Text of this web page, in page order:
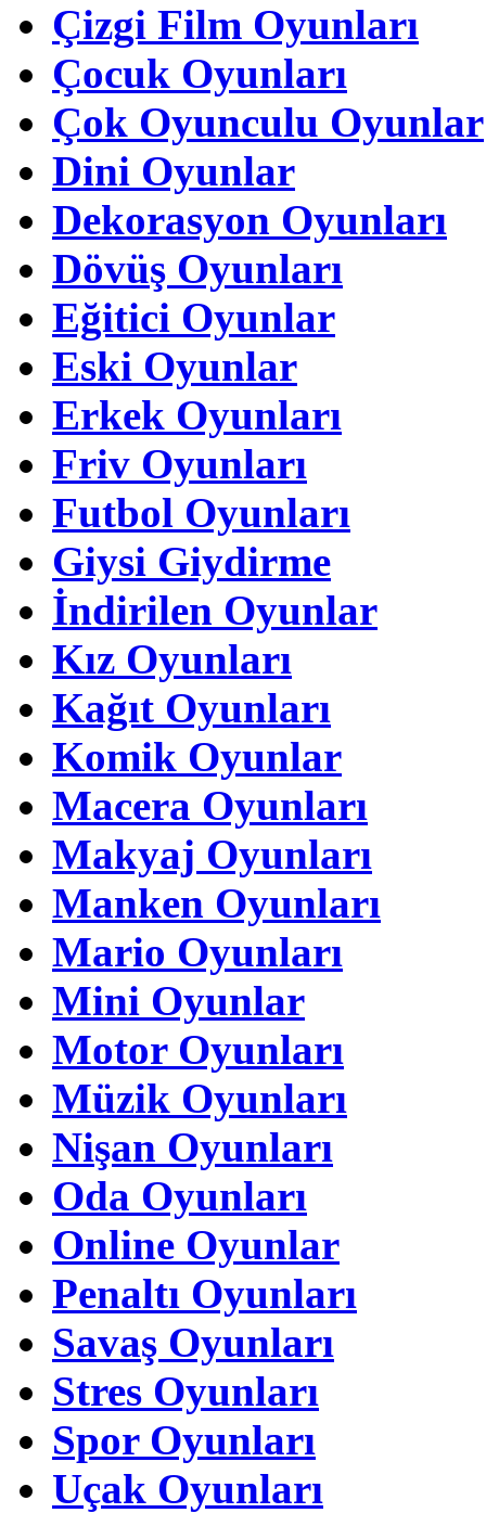
Çizgi Film Oyunları
Çocuk Oyunları
Çok Oyunculu Oyunlar
Dini Oyunlar
Dekorasyon Oyunları
Dövüş Oyunları
Eğitici Oyunlar
Eski Oyunlar
Erkek Oyunları
Friv Oyunları
Futbol Oyunları
Giysi Giydirme
İndirilen Oyunlar
Kız Oyunları
Kağıt Oyunları
Komik Oyunlar
Macera Oyunları
Makyaj Oyunları
Manken Oyunları
Mario Oyunları
Mini Oyunlar
Motor Oyunları
Müzik Oyunları
Nişan Oyunları
Oda Oyunları
Online Oyunlar
Penaltı Oyunları
Savaş Oyunları
Stres Oyunları
Spor Oyunları
Uçak Oyunları